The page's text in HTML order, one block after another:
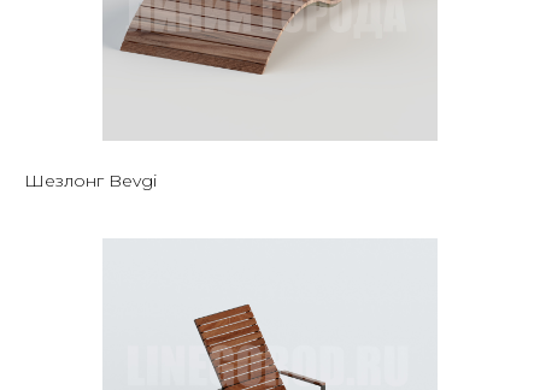
Шезлонг Bevgi